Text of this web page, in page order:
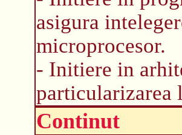
asigura
microprocesor.
- Initiere in
particularizarea
Continut